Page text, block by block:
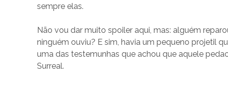
sempre elas.
Não vou dar muito spoiler aqui, mas: alguém
ninguém ouviu? E sim, havia um pequeno projetil
uma das testemunhas que achou que aquele
Surreal.